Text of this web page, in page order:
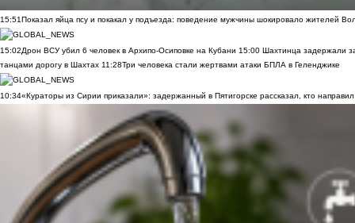
15:51Показал яйца псу и покакал у подъезда: поведение мужчины шокировало жителей
15:02Дрон ВСУ убил 6 человек в Архипо-Осиповке на Кубани 15:00 Шахтинца задержали
танцами дорогу в Шахтах 11:28Три человека стали жертвами атаки БПЛА в Геленджике
10:34«Кураторы из Сирии приказали»: задержанный в Пятигорске рассказал, кто направил